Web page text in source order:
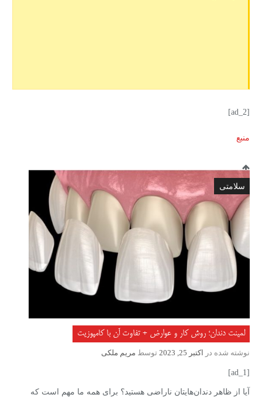
[ad_2]
منبع
سلامتی
لمینت دندان؛ روش کار و عوارض + تفاوت آن با کامپوزیت
نوشته شده در اکتبر 25, 2023 توسط مریم ملکی
[ad_1]
آیا از ظاهر دندان‌هایتان ناراضی هستید؟ برای همه ما مهم است که